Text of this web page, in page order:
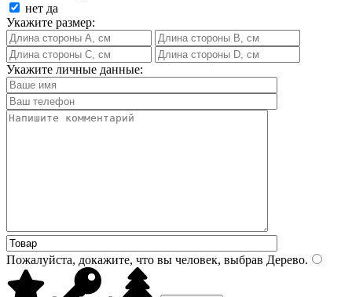
нет да
Укажите размер:
Укажите личные данные:
Пожалуйста, докажите, что вы человек, выбрав Дерево.